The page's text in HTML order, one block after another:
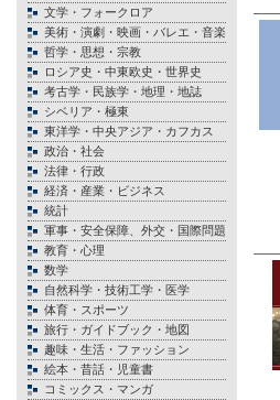
文学・フォークロア
美術・演劇・映画・バレエ・音楽
哲学・思想・宗教
ロシア史・中東欧史・世界史
考古学・民族学・地理・地誌
シベリア・極東
東洋学・中央アジア・カフカス
政治・社会
法律・行政
経済・産業・ビジネス
統計
軍事・安全保障、外交・国際問題
教育・心理
数学
自然科学・技術工学・医学
体育・スポーツ
旅行・ガイドブック・地図
趣味・生活・ファッション
絵本・昔話・児童書
コミックス・マンガ